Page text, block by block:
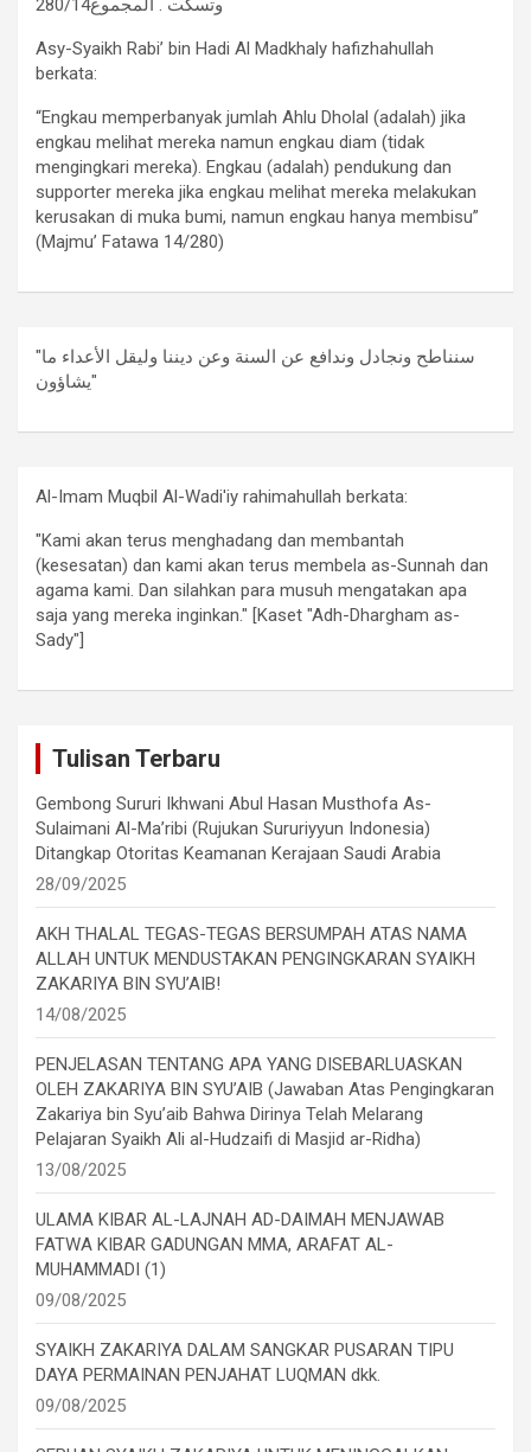
وتسكت . المجموع280/14
Asy-Syaikh Rabi’ bin Hadi Al Madkhaly hafizhahullah
berkata:
“Engkau memperbanyak jumlah Ahlu Dholal (adalah) jika
engkau melihat mereka namun engkau diam (tidak
mengingkari mereka). Engkau (adalah) pendukung dan
supporter mereka jika engkau melihat mereka melakukan
kerusakan di muka bumi, namun engkau hanya membisu”
(Majmu’ Fatawa 14/280)
"سنناطح ونجادل وندافع عن السنة وعن ديننا وليقل الأعداء ما
يشاؤون"
Al-Imam Muqbil Al-Wadi'iy rahimahullah berkata:
"Kami akan terus menghadang dan membantah
(kesesatan) dan kami akan terus membela as-Sunnah dan
agama kami. Dan silahkan para musuh mengatakan apa
saja yang mereka inginkan." [Kaset "Adh-Dhargham as-
Sady"]
Tulisan Terbaru
Gembong Sururi Ikhwani Abul Hasan Musthofa As-
Sulaimani Al-Ma’ribi (Rujukan Sururiyyun Indonesia)
Ditangkap Otoritas Keamanan Kerajaan Saudi Arabia
28/09/2025
AKH THALAL TEGAS-TEGAS BERSUMPAH ATAS NAMA
ALLAH UNTUK MENDUSTAKAN PENGINGKARAN SYAIKH
ZAKARIYA BIN SYU’AIB!
14/08/2025
PENJELASAN TENTANG APA YANG DISEBARLUASKAN
OLEH ZAKARIYA BIN SYU’AIB (Jawaban Atas Pengingkaran
Zakariya bin Syu’aib Bahwa Dirinya Telah Melarang
Pelajaran Syaikh Ali al-Hudzaifi di Masjid ar-Ridha)
13/08/2025
ULAMA KIBAR AL-LAJNAH AD-DAIMAH MENJAWAB
FATWA KIBAR GADUNGAN MMA, ARAFAT AL-
MUHAMMADI (1)
09/08/2025
SYAIKH ZAKARIYA DALAM SANGKAR PUSARAN TIPU
DAYA PERMAINAN PENJAHAT LUQMAN dkk.
09/08/2025